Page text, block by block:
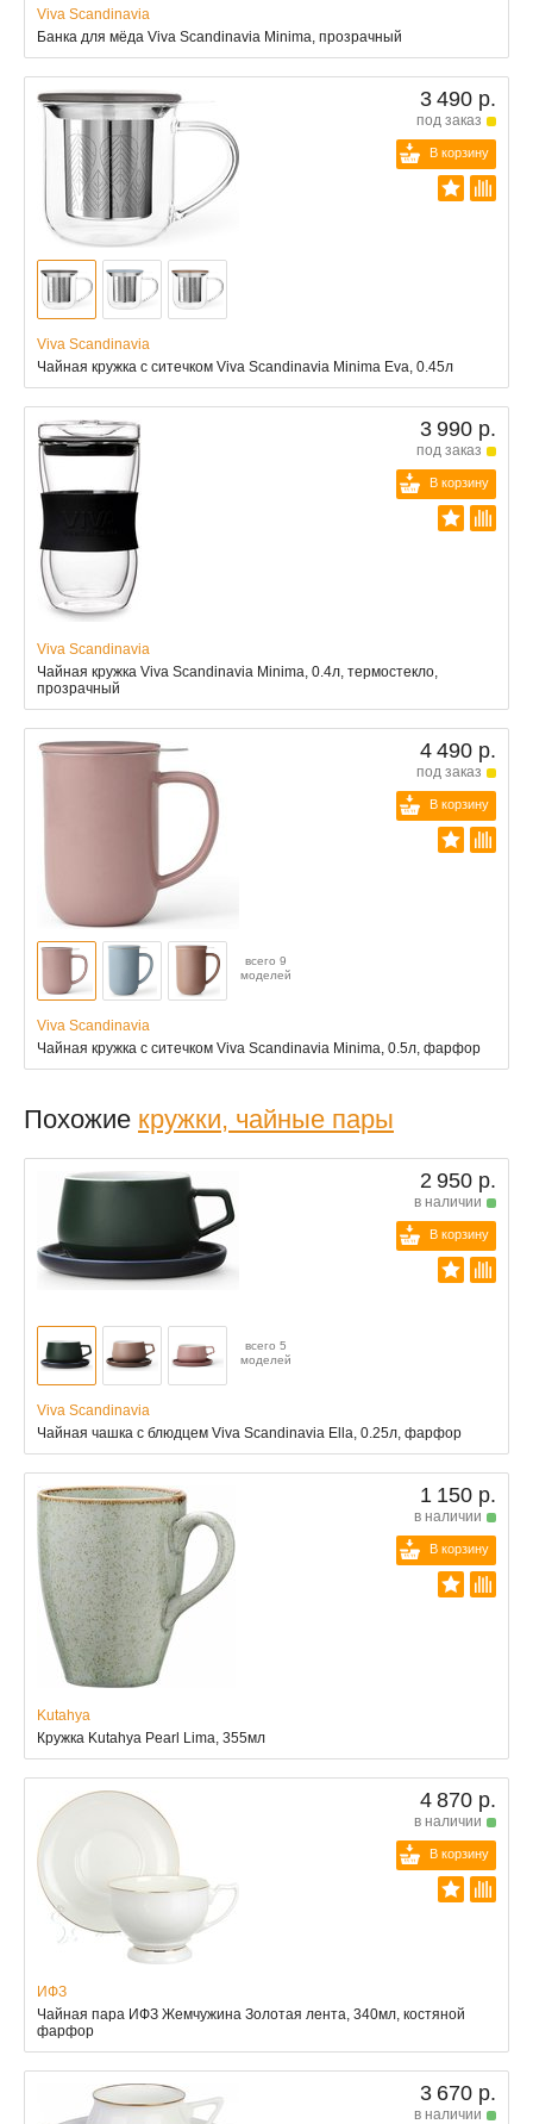
Viva Scandinavia
Банка для мёда Viva Scandinavia Minima, прозрачный
3 490 р.
под заказ
В корзину
Viva Scandinavia
Чайная кружка с ситечком Viva Scandinavia Minima Eva, 0.45л
3 990 р.
под заказ
В корзину
Viva Scandinavia
Чайная кружка Viva Scandinavia Minima, 0.4л, термостекло,
прозрачный
4 490 р.
под заказ
В корзину
всего 9
моделей
Viva Scandinavia
Чайная кружка с ситечком Viva Scandinavia Minima, 0.5л, фарфор
Похожие кружки, чайные пары
2 950 р.
в наличии
В корзину
всего 5
моделей
Viva Scandinavia
Чайная чашка с блюдцем Viva Scandinavia Ella, 0.25л, фарфор
1 150 р.
в наличии
В корзину
Kutahya
Кружка Kutahya Pearl Lima, 355мл
4 870 р.
в наличии
В корзину
ИФЗ
Чайная пара ИФЗ Жемчужина Золотая лента, 340мл, костяной
фарфор
3 670 р.
в наличии